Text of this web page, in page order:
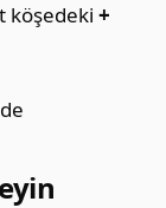
köşedeki+